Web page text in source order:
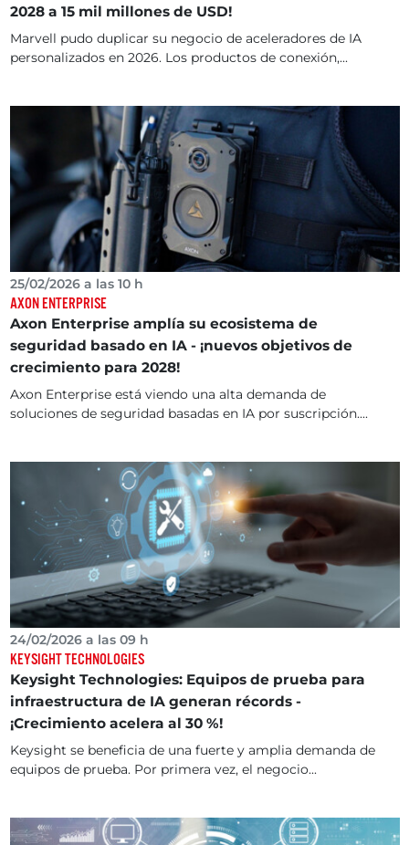
2028 a 15 mil millones de USD!
Marvell pudo duplicar su negocio de aceleradores de IA
personalizados en 2026. Los productos de conexión,...
25/02/2026 a las 10 h
AXON ENTERPRISE
Axon Enterprise amplía su ecosistema de
seguridad basado en IA - ¡nuevos objetivos de
crecimiento para 2028!
Axon Enterprise está viendo una alta demanda de
soluciones de seguridad basadas en IA por suscripción....
24/02/2026 a las 09 h
KEYSIGHT TECHNOLOGIES
Keysight Technologies: Equipos de prueba para
infraestructura de IA generan récords -
¡Crecimiento acelera al 30 %!
Keysight se beneficia de una fuerte y amplia demanda de
equipos de prueba. Por primera vez, el negocio...